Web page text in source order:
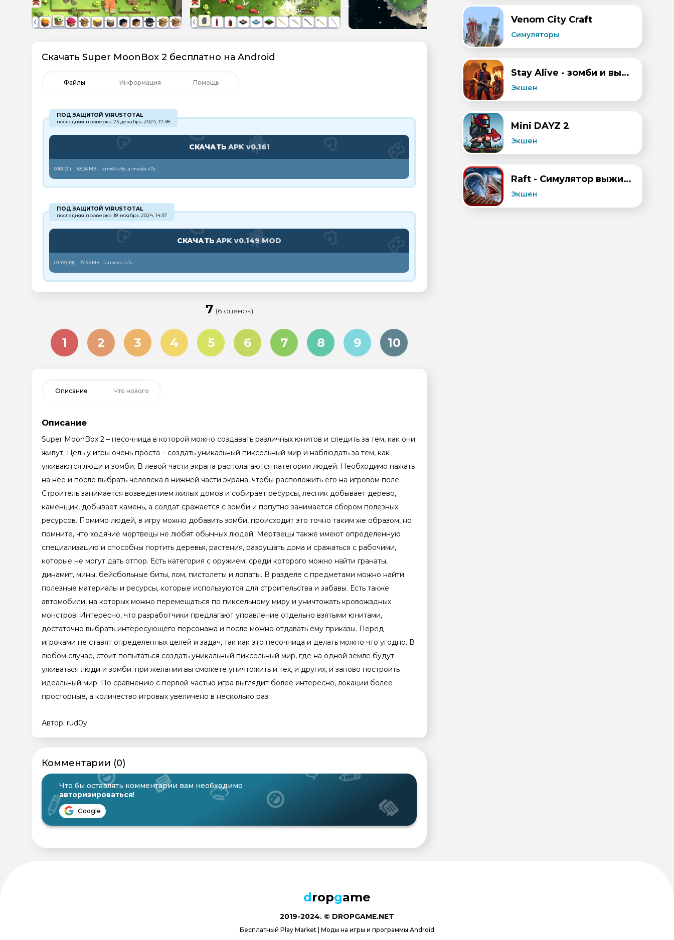
Скачать Super MoonBox 2 бесплатно на Android
Файлы Информация Помощь
ПОД ЗАЩИТОЙ VIRUSTOTAL
последняя проверка 23 декабрь 2024, 17:38
СКАЧАТЬ APK v0.161
0.161 (61) 68.26 MB arm64-v8a, armeabi-v7a
ПОД ЗАЩИТОЙ VIRUSTOTAL
последняя проверка 18 ноябрь 2024, 14:37
СКАЧАТЬ APK v0.149 MOD
0.149 (49) 37.95 MB armeabi-v7a
7 (6 оценок)
1 2 3 4 5 6 7 8 9 10
Описание Что нового
Описание
Super MoonBox 2 – песочница в которой можно создавать различных юнитов и следить за тем, как они
живут. Цель у игры очень проста – создать уникальный пиксельный мир и наблюдать за тем, как
уживаются люди и зомби. В левой части экрана располагаются категории людей. Необходимо нажать
на нее и после выбрать человека в нижней части экрана, чтобы расположить его на игровом поле.
Строитель занимается возведением жилых домов и собирает ресурсы, лесник добывает дерево,
каменщик, добывает камень, а солдат сражается с зомби и попутно занимается сбором полезных
ресурсов. Помимо людей, в игру можно добавить зомби, происходит это точно таким же образом, но
помните, что ходячие мертвецы не любят обычных людей. Мертвецы также имеют определенную
специализацию и способны портить деревья, растения, разрушать дома и сражаться с рабочими,
которые не могут дать отпор. Есть категория с оружием, среди которого можно найти гранаты,
динамит, мины, бейсбольные биты, лом, пистолеты и лопаты. В разделе с предметами можно найти
полезные материалы и ресурсы, которые используются для строительства и забавы. Есть также
автомобили, на которых можно перемещаться по пиксельному миру и уничтожать кровожадных
монстров. Интересно, что разработчики предлагают управление отдельно взятыми юнитами,
достаточно выбрать интересующего персонажа и после можно отдавать ему приказы. Перед
игроками не ставят определенных целей и задач, так как это песочница и делать можно что угодно. В
любом случае, стоит попытаться создать уникальный пиксельный мир, где на одной земле будут
уживаться люди и зомби. при желании вы сможете уничтожить и тех, и других, и заново построить
идеальный мир. По сравнению с первой частью игра выглядит более интересно, локации более
просторные, а количество игровых увеличено в несколько раз.
Автор: rud0y
Комментарии (0)
Что бы оставлять комментарии вам необходимо
авторизироваться!
Google
Venom City Craft
Симуляторы
Stay Alive - зомби и выживание
Экшен
Mini DAYZ 2
Экшен
Raft - Симулятор выживания
Экшен
dropgame
2019-2024. © DROPGAME.NET
Бесплатный Play Market | Моды на игры и программы Android